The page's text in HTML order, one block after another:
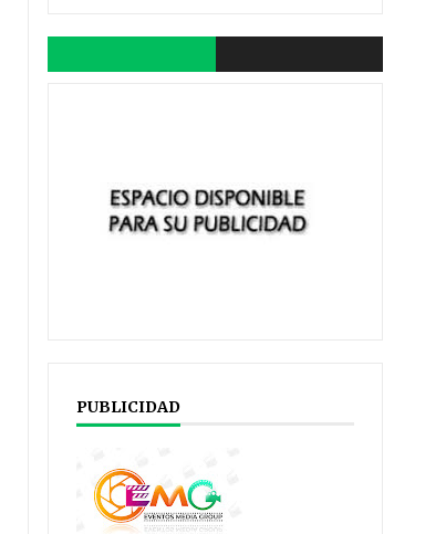
PUBLICIDAD